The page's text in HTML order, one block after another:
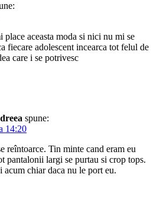
place aceasta moda si nici nu mi se
fiecare adolescent incearca tot felul de
care i se potrivesc
spune:
14:20
reîntoarce. Tin minte cand eram eu
pantalonii largi se purtau si crop tops.
chiar daca nu le port eu.